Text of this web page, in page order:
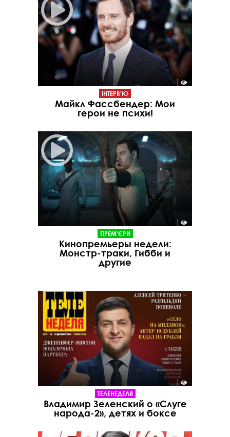
ІНТЕРВ'Ю
Майкл Фассбендер: Мои
герои не психи!
ПРЕМ'ЄРИ
Кинопремьеры недели:
Монстр-траки, Гибби и
другие
ТЕЛЕНЕДЕЛЯ
Владимир Зеленский о «Слуге
народа-2», детях и боксе